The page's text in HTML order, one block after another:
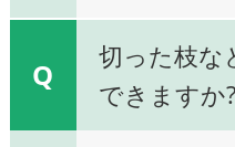
Q
切った枝な
できますか?